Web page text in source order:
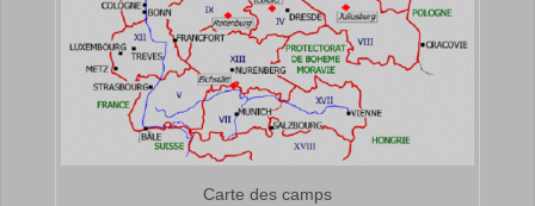
Carte des camps